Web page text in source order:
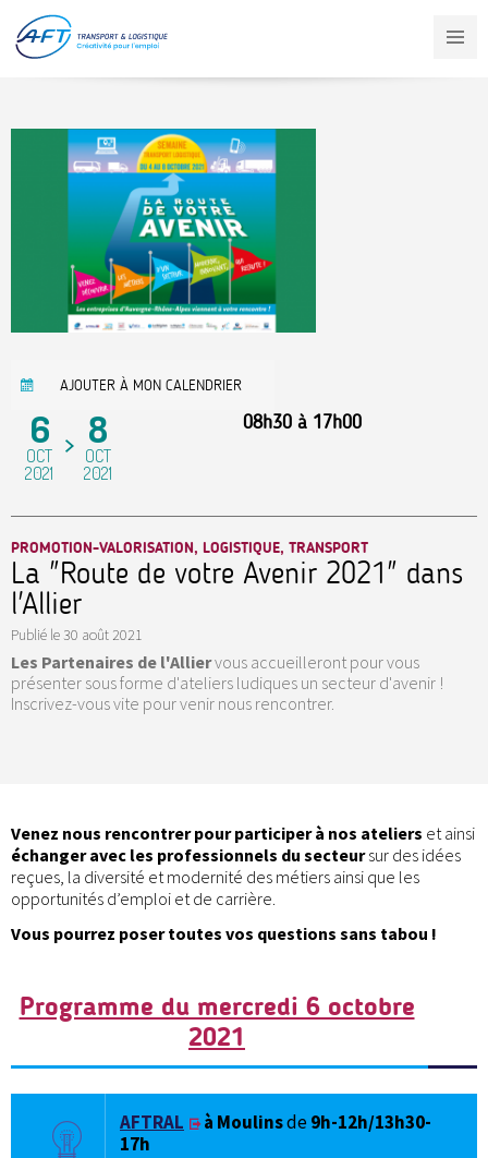
contenu
principal
AJOUTER À MON CALENDRIER
6
OCT
2021
8
OCT
2021
08h30 à 17h00
PROMOTION-VALORISATION, LOGISTIQUE, TRANSPORT
La "Route de votre Avenir 2021" dans
l'Allier
Publié le30 août 2021
Les Partenaires de l'Alliervous accueilleront pour vous
présenter sous forme d'ateliers ludiques un secteur d'avenir !
Inscrivez-vous vite pour venir nous rencontrer.
Venez nous rencontrer pour participer à nos ateliers et ainsi
échanger avec les professionnels du secteursur des idées
reçues, la diversité et modernité des métiers ainsi que les
opportunités d’emploi et de carrière.
Vous pourrez poser toutes vos questions sans tabou !
Programme du mercredi 6 octobre
2021
AFTRAL à Moulinsde9h-12h/13h30-
17h